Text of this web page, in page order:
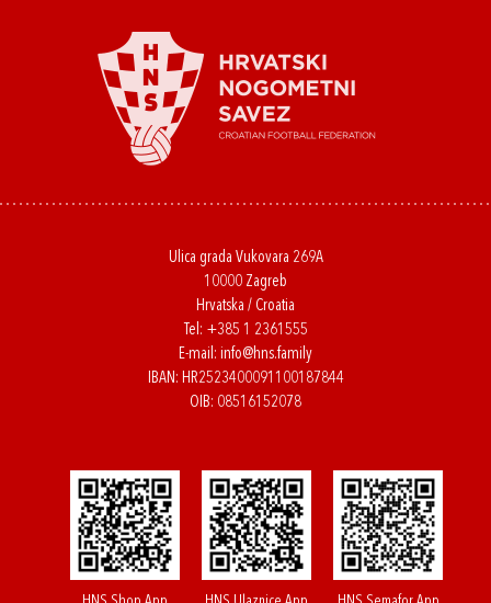
Ulica grada Vukovara 269A
10000 Zagreb
Hrvatska / Croatia
Tel: +385 1 2361555
E-mail: info@hns.family
IBAN: HR2523400091100187844
OIB: 08516152078